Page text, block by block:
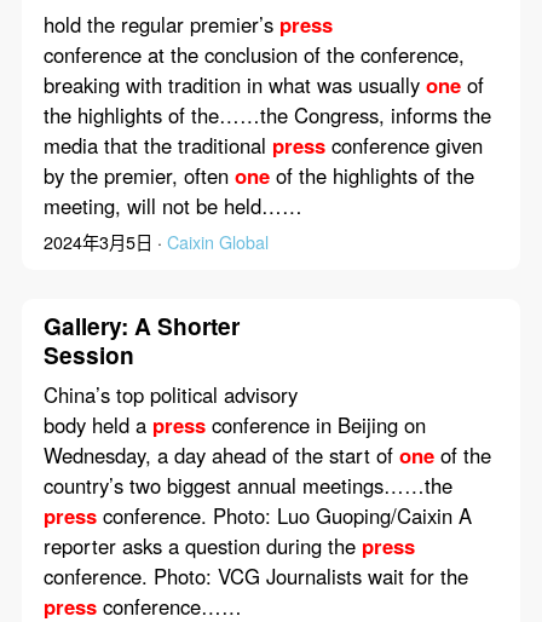
hold the regular premier’s press
conference at the conclusion of the conference,
breaking with tradition in what was usually oneof
the highlights of the……the Congress, informs the
media that the traditional pressconference given
by the premier, often oneof the highlights of the
meeting, will not be held……
2024年3月5日 · Caixin Global
Gallery: A Shorter
Session
China’s top political advisory
body held a pressconference in Beijing on
Wednesday, a day ahead of the start of oneof the
country’s two biggest annual meetings……the
pressconference. Photo: Luo Guoping/Caixin A
reporter asks a question during the press
conference. Photo: VCG Journalists wait for the
pressconference……